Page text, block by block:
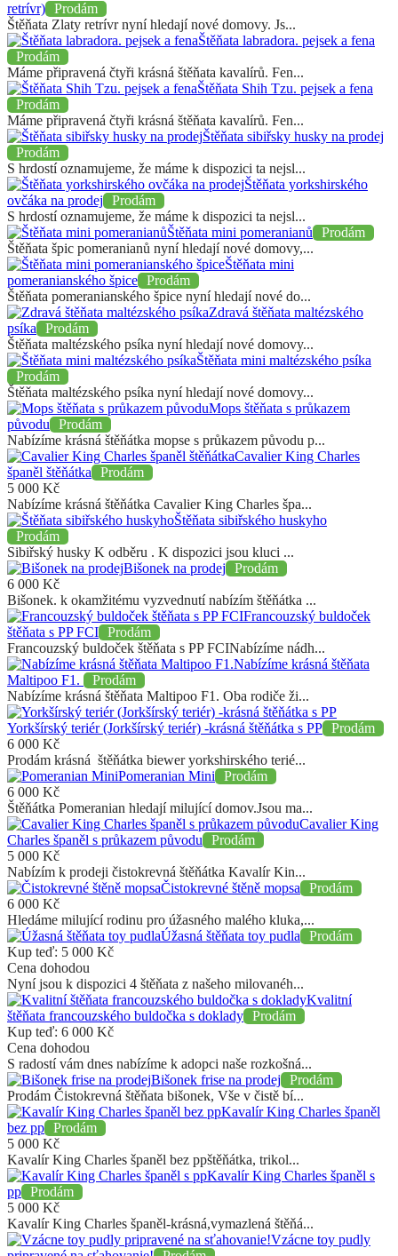
retrívr) Prodám
Štěňata Zlaty retrívr nyní hledají nové domovy. Js...
Štěňata labradora. pejsek a fena
Prodám
Máme připravená čtyři krásná štěňata kavalírů. Fen...
Štěňata Shih Tzu. pejsek a fena
Prodám
Máme připravená čtyři krásná štěňata kavalírů. Fen...
Štěňata sibiřsky husky na prodej
Prodám
S hrdostí oznamujeme, že máme k dispozici ta nejsl...
Štěňata yorkshirského
ovčáka na prodej
Prodám
S hrdostí oznamujeme, že máme k dispozici ta nejsl...
Štěňata mini pomeranianů
Prodám
Štěňata špic pomeranianů nyní hledají nové domovy,...
Štěňata mini
pomeranianského špice Prodám
Štěňata pomeranianského špice nyní hledají nové do...
Zdravá štěňata maltézského
psíka
Prodám
Štěňata maltézského psíka nyní hledají nové domovy...
Štěňata mini maltézského psíka
Prodám
Štěňata maltézského psíka nyní hledají nové domovy...
Mops štěňata s průkazem
původu
Prodám
Nabízíme krásná štěňátka mopse s průkazem původu p...
Cavalier King Charles
španěl štěňátka
Prodám
5 000 Kč
Nabízíme krásná štěňátka Cavalier King Charles špa...
Štěňata sibiřského huskyho
Prodám
Sibiřský husky K odběru . K dispozici jsou kluci ...
Bišonek na prodej
Prodám
6 000 Kč
Bišonek. k okamžitému vyzvednutí nabízím štěňátka ...
Francouzský buldoček
štěňata s PP FCI Prodám
Francouzský buldoček štěňata s PP FCINabízíme nádh...
Nabízíme krásná štěňata
Maltipoo F1.
Prodám
Nabízíme krásná štěňata Maltipoo F1. Oba rodiče ži...
Yorkšírský teriér (Jorkšírský teriér) -krásná štěňátka s PP Prodám
6 000 Kč
Prodám krásná štěňátka biewer yorkshirského terié...
Pomeranian Mini
Prodám
6 000 Kč
Štěňátka Pomeranian hledají milující domov.Jsou ma...
Cavalier King
Charles španěl s průkazem původu
Prodám
5 000 Kč
Nabízím k prodeji čistokrevná štěňátka Kavalír Kin...
Čistokrevné štěně mopsa
Prodám
6 000 Kč
Hledáme milující rodinu pro úžasného malého kluka,...
Úžasná štěňata toy pudla
Prodám
Kup teď: 5 000 Kč
Cena dohodou
Nyní jsou k dispozici 4 štěňata z našeho milovanéh...
Kvalitní
štěňata francouzského buldočka s doklady Prodám
Kup teď: 6 000 Kč
Cena dohodou
S radostí vám dnes nabízíme k adopci naše rozkošná...
Bišonek frise na prodej
Prodám
Prodám Čistokrevná štěňata bišonek, Vše v čistě bí...
Kavalír King Charles španěl
bez pp Prodám
5 000 Kč
Kavalír King Charles španěl bez ppštěňátka, trikol...
Kavalír King Charles španěl s
pp Prodám
5 000 Kč
Kavalír King Charles španěl-krásná,vymazlená štěňá...
Vzácne toy pudly